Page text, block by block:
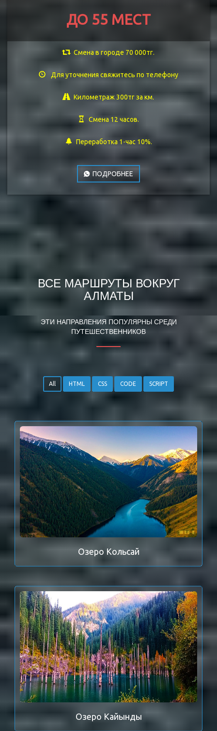
ДО 55 МЕСТ
Смена в городе 70 000тг.
Для уточнения свяжитесь по телефону
Километраж 300тг за км.
Смена 12 часов.
Переработка 1-час 10%.
ПОДРОБНЕЕ
ВСЕ МАРШРУТЫ ВОКРУГ
АЛМАТЫ
ЭТИ НАПРАВЛЕНИЯ ПОПУЛЯРНЫ СРЕДИ
ПУТЕШЕСТВЕННИКОВ
All HTML CSS CODE SCRIPT
Озеро Кольсай
Озеро Кайынды